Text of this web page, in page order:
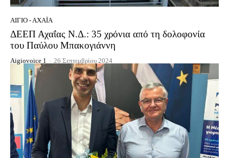
ΑΊΓΙΟ - ΑΧΑΪ́Α
ΔΕΕΠ Αχαΐας Ν.Δ.: 35 χρόνια από τη δολοφονία
του Παύλου Μπακογιάννη
Aigiovoice 1 - 26 Σεπτεμβρίου 2024